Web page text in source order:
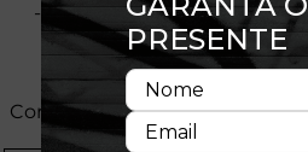
- Composição: 100% Algodão
Cores: